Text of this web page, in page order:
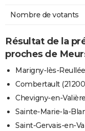
Nombre de votants
Résultat de la
proches de
Marigny-lès-
Combertault
Chevigny-en-
Sainte-Marie-la-
Saint-Gervais-en-